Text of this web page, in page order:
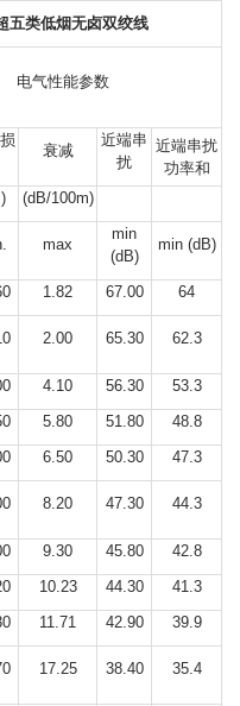
五类低烟无卤双绞线
电气性能参数
衰减
近端串
扰
近端串扰
功率和
(dB/100m)
max
min
(dB)
min (dB)
1.82 67.00
64
2.00 65.30 62.3
4.10 56.30
53.3
5.80 51.80
48.8
6.50 50.30
47.3
8.20 47.30 44.3
9.30 45.80
42.8
10.23 44.30
41.3
11.71 42.90
39.9
17.25 38.40 35.4